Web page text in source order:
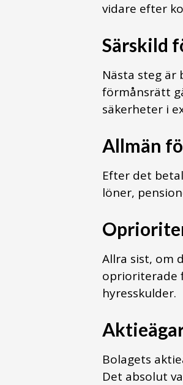
vidare efter
Särskild
Nästa steg
förmånsrätt
säkerheter i
Allmän
Efter det
löner,
Allra sist, om
oprioriterade
hyresskulder.
Bolagets
Det absolut